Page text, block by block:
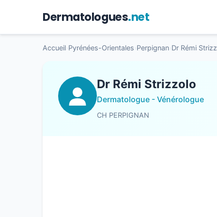
Dermatologues.net
Accueil Pyrénées-Orientales Perpignan Dr Rémi
Dr Rémi Strizzolo
Dermatologue - Vénérologue
CH PERPIGNAN